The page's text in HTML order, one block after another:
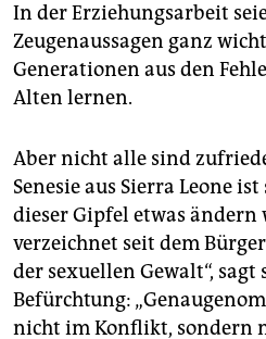
In der Erziehungsarbeit
Zeugenaussagen ganz
Generationen aus den
Alten lernen.
Aber nicht alle sind
Senesie aus Sierra Leone
dieser Gipfel etwas ändern
verzeichnet seit dem
der sexuellen Gewalt“,
Befürchtung:
nicht im Konflikt, sondern